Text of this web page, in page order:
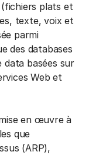
plats et
texte, voix et
parmi
des databases
data basées sur
Web et
en œuvre à
que
(ARP),